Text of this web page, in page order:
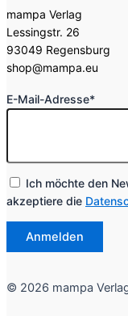
mampa Verlag
Lessingstr. 26
93049 Regensburg
shop@mampa.eu
E-Mail-Adresse*
Ich möchte den
akzeptiere die
© 2026 mampa